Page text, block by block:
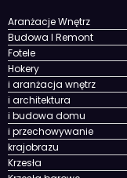
Aranżacje Wnętrz
Budowa I Remont
Fotele
Hokery
i aranżacja wnętrz
i architektura
i budowa domu
i przechowywanie
krajobrazu
Krzesła